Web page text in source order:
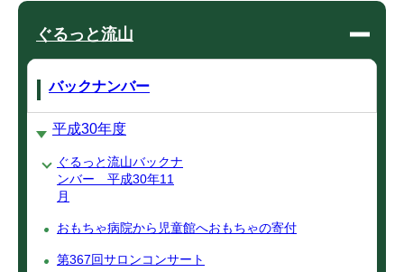
ぐるっと流山
バックナンバー
平成30年度
ぐるっと流山バックナ
ンバー 平成30年11
月
おもちゃ病院から児童館へおもちゃの寄付
第367回サロンコンサート